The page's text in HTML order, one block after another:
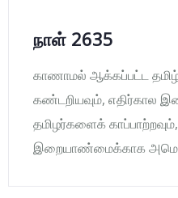
நாள் 2635
காணாமல் ஆக்கப்பட்ட
கண்டறியவும், எதிர்கால
தமிழர்களைக்
இறையாண்மைக்காக